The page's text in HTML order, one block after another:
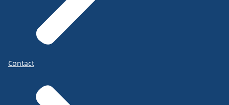
Contact